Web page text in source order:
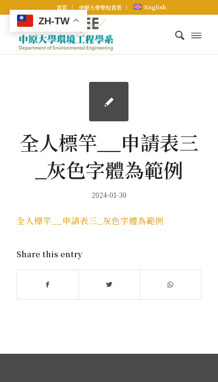
首頁 中原大學學校首頁 English
全人標竿__申請表三
_灰色字體為範例
2024-01-30
全人標竿__申請表三_灰色字體為範例
Share this entry
ZH-TW